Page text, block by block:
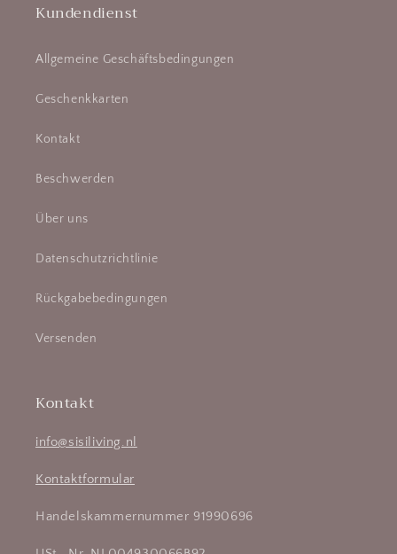
Kundendienst
Allgemeine Geschäftsbedingungen
Geschenkkarten
Kontakt
Beschwerden
Über uns
Datenschutzrichtlinie
Rückgabebedingungen
Versenden
Kontakt
info@sisiliving.nl
Kontaktformular
Handelskammernummer 91990696